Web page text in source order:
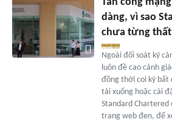
dàng, vì sao
chưa từng
Ngoài đối soát kỹ
luôn đề cao cảnh
đồng thời coi kỹ bất
tải xuống hoặc cài
Standard Chartered
trang web đen, để